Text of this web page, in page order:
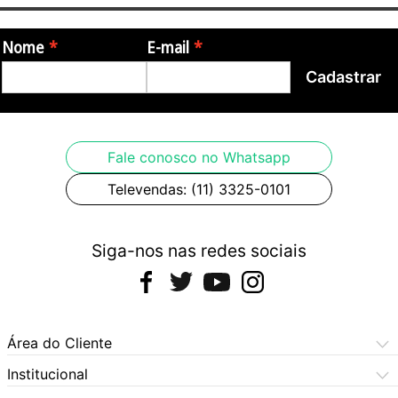
Origem:
Nome E-mail
Cadastrar
Fale conosco no Whatsapp
Televendas: (11) 3325-0101
Siga-nos nas redes sociais
Área do Cliente
Meus Pedidos
Meus Dados
Institucional